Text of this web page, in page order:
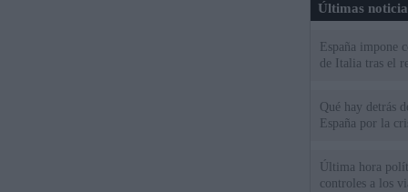
Últimas
España impone
de Italia tras el
Qué hay detrás
España por la
Última hora
controles a los